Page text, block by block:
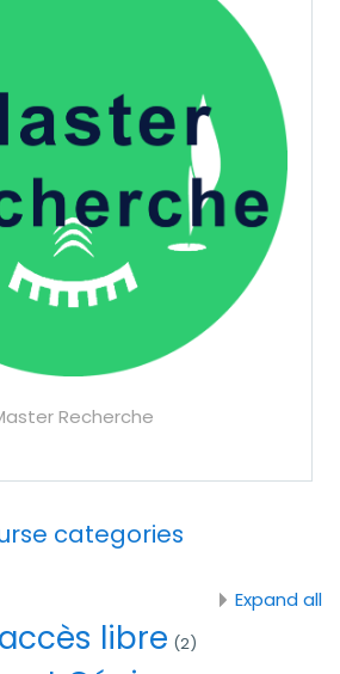
Recherche
categories
Expand all
libre (2)